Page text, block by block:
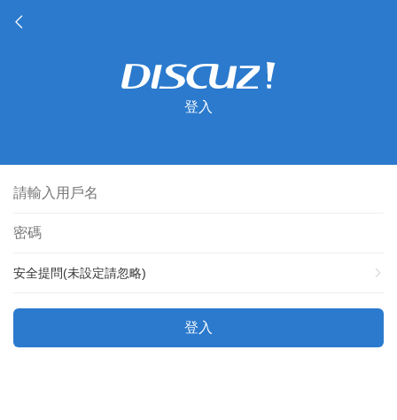
登入
安全提問(未設定請忽略)
登入